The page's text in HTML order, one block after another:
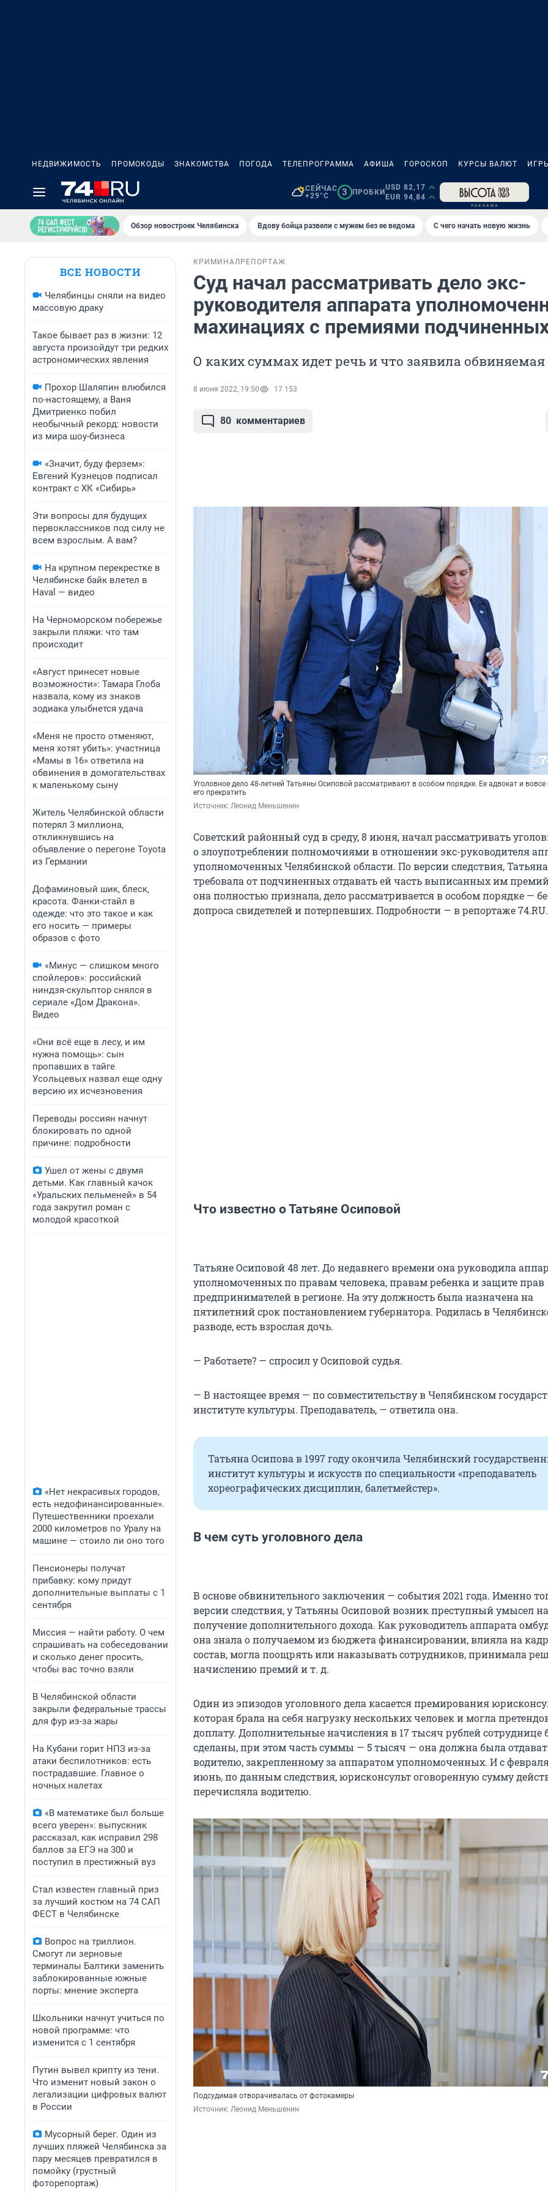
НЕДВИЖИМОСТЬ ПРОМОКОДЫ ЗНАКОМСТВА ПОГОДА ТЕЛЕПРОГРАММА АФИША ГОРОСКОП КУРСЫ ВАЛЮТ ИГРЫ
СЕЙЧАС
+29°C
3 ПРОБКИ
USD 82,17
EUR 94,84
Обзор новостроек Челябинска Вдову бойца развели с мужем без ее ведома С чего начать новую жизнь
ВСЕ НОВОСТИ
Челябинцы сняли на видео
массовую драку
Такое бывает раз в жизни: 12
августа произойдут три редких
астрономических явления
Прохор Шаляпин влюбился
по-настоящему, а Ваня
Дмитриенко побил
необычный рекорд: новости
из мира шоу-бизнеса
«Значит, буду ферзем»:
Евгений Кузнецов подписал
контракт с ХК «Сибирь»
Эти вопросы для будущих
первоклассников под силу не
всем взрослым. А вам?
На крупном перекрестке в
Челябинске байк влетел в
Haval — видео
На Черноморском побережье
закрыли пляжи: что там
происходит
«Август принесет новые
возможности»: Тамара Глоба
назвала, кому из знаков
зодиака улыбнется удача
«Меня не просто отменяют,
меня хотят убить»: участница
«Мамы в 16» ответила на
обвинения в домогательствах
к маленькому сыну
Житель Челябинской области
потерял 3 миллиона,
откликнувшись на
объявление о перегоне Toyota
из Германии
Дофаминовый шик, блеск,
красота. Фанки-стайл в
одежде: что это такое и как
его носить — примеры
образов с фото
«Минус — слишком много
спойлеров»: российский
ниндзя-скульптор снялся в
сериале «Дом Дракона».
Видео
«Они всё еще в лесу, и им
нужна помощь»: сын
пропавших в тайге
Усольцевых назвал еще одну
версию их исчезновения
Переводы россиян начнут
блокировать по одной
причине: подробности
Ушел от жены с двумя
детьми. Как главный качок
«Уральских пельменей» в 54
года закрутил роман с
молодой красоткой
«Нет некрасивых городов,
есть недофинансированные».
Путешественники проехали
2000 километров по Уралу на
машине — стоило ли оно того
Пенсионеры получат
прибавку: кому придут
дополнительные выплаты с 1
сентября
Миссия — найти работу. О чем
спрашивать на собеседовании
и сколько денег просить,
чтобы вас точно взяли
В Челябинской области
закрыли федеральные трассы
для фур из-за жары
На Кубани горит НПЗ из-за
атаки беспилотников: есть
пострадавшие. Главное о
ночных налетах
«В математике был больше
всего уверен»: выпускник
рассказал, как исправил 298
баллов за ЕГЭ на 300 и
поступил в престижный вуз
Стал известен главный приз
за лучший костюм на 74 САП
ФЕСТ в Челябинске
Вопрос на триллион.
Смогут ли зерновые
терминалы Балтики заменить
заблокированные южные
порты: мнение эксперта
Школьники начнут учиться по
новой программе: что
изменится с 1 сентября
Путин вывел крипту из тени.
Что изменит новый закон о
легализации цифровых валют
в России
Мусорный берег. Один из
лучших пляжей Челябинска за
пару месяцев превратился в
помойку (грустный
фоторепортаж)
КРИМИНАЛ РЕПОРТАЖ
Суд начал рассматривать дело экс-
руководителя аппарата
махинациях с премиями
О каких суммах идет речь и что заявила обвиняемая
8 июня 2022, 19:50 17 153
80 комментариев
Уголовное дело 48-летней Татьяны Осиповой рассматривают в особом порядке. Ее адвокат и вовсе
его прекратить
Источник: Леонид Меньшенин
Советский районный суд в среду, 8 июня, начал рассматривать
о злоупотреблении полномочиями в отношении экс-руководителя
уполномоченных Челябинской области. По версии следствия,
требовала от подчиненных отдавать ей часть выписанных им
она полностью признала, дело рассматривается в особом порядке —
допроса свидетелей и потерпевших. Подробности — в репортаже 74.RU.
Что известно о Татьяне Осиповой
Татьяне Осиповой 48 лет. До недавнего времени она руководила
уполномоченных по правам человека, правам ребенка и защите прав
предпринимателей в регионе. На эту должность была назначена на
пятилетний срок постановлением губернатора. Родилась в
разводе, есть взрослая дочь.
— Работаете? — спросил у Осиповой судья.
— В настоящее время — по совместительству в Челябинском
институте культуры. Преподаватель, — ответила она.
Татьяна Осипова в 1997 году окончила Челябинский
институт культуры и искусств по специальности «преподаватель
хореографических дисциплин, балетмейстер».
В чем суть уголовного дела
В основе обвинительного заключения — события 2021 года. Именно
версии следствия, у Татьяны Осиповой возник преступный умысел на
получение дополнительного дохода. Как руководитель аппарата
она знала о получаемом из бюджета финансировании, влияла на
состав, могла поощрять или наказывать сотрудников, принимала
начислению премий и т. д.
Один из эпизодов уголовного дела касается премирования
которая брала на себя нагрузку нескольких человек и могла
доплату. Дополнительные начисления в 17 тысяч рублей сотруднице
сделаны, при этом часть суммы — 5 тысяч — она должна была
водителю, закрепленному за аппаратом уполномоченных. И с
июнь, по данным следствия, юрисконсульт оговоренную сумму
перечисляла водителю.
Подсудимая отворачивалась от фотокамеры
Источник: Леонид Меньшенин